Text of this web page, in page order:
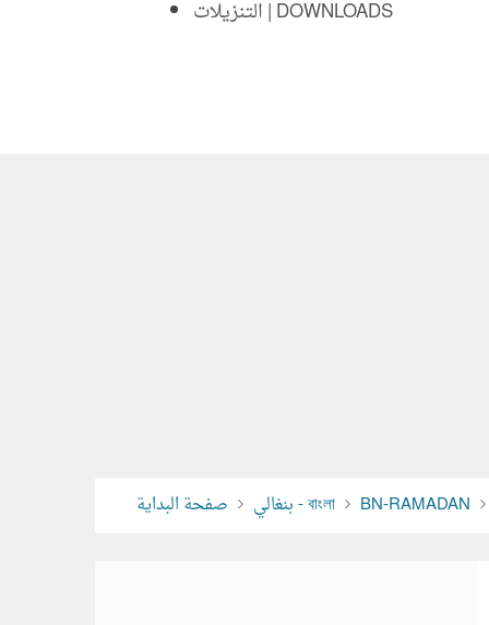
التنزيلات | DOWNLOADS
صفحة البداية بنغالي - বাংলা BN-RAMADAN